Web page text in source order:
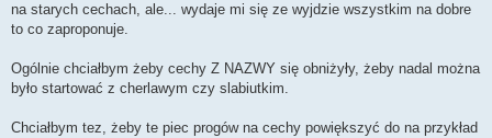
na starych cechach, ale... wydaje mi się ze wyjdzie wszystkim na dobre
to co zaproponuje.
Ogólnie chciałbym żeby cechy Z NAZWY się obniżyły, żeby nadal można
było startować z cherlawym czy slabiutkim.
Chciałbym tez, żeby te piec progów na cechy powiększyć do na przykład